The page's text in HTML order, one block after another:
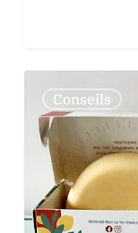
Soins
cheveux
naturels
entre
shampoing
Conseils
0